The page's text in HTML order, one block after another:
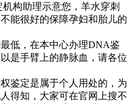
构助理示意您，羊水穿刺
能很好的保障孕妇和胎儿的
低，在本中心办理DNA鉴
是手臂上的静脉血，请各位
鉴定是属于个人用处的，为
得知，大家可在官网上搜不